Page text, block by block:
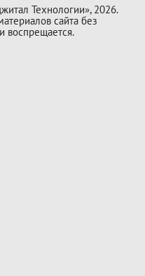
Технологии», 2026.
сайта без
воспрещается.